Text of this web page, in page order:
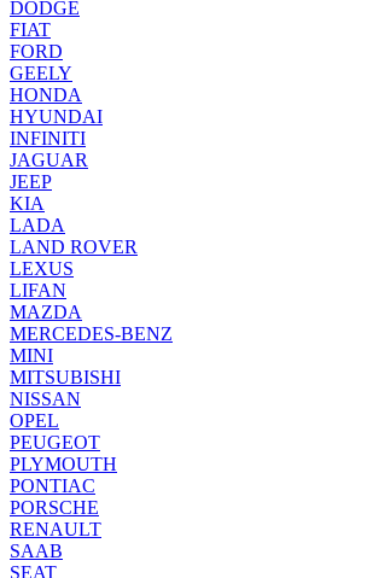
DODGE
FIAT
FORD
GEELY
HONDA
HYUNDAI
INFINITI
JAGUAR
JEEP
KIA
LADA
LAND ROVER
LEXUS
LIFAN
MAZDA
MERCEDES-BENZ
MINI
MITSUBISHI
NISSAN
OPEL
PEUGEOT
PLYMOUTH
PONTIAC
PORSCHE
RENAULT
SAAB
SEAT